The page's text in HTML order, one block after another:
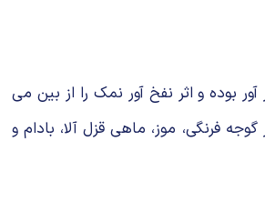
آور بوده و اثر نفخ آور نمک را از بین می
گوجه فرنگی، موز، ماهی قزل آلا، بادام و